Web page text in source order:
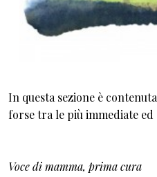
In questa sezione è
forse tra le più immediate
Voce di mamma, prima cura